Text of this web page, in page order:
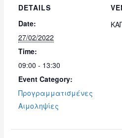
DETAILS
Date:
27/02/2022
Time:
09:00 - 13:30
Event Category:
Προγραμματισμένες
Αιμοληψίες